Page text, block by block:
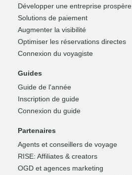
Développer une entreprise prospère
Solutions de paiement
Augmenter la visibilité
Optimiser les réservations directes
Connexion du voyagiste
Guides
Guide de l'année
Inscription de guide
Connexion du guide
Partenaires
Agents et conseillers de voyage
RISE: Affiliates & creators
OGD et agences marketing